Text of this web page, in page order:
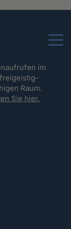
Menu
im
Raum.
Sie hier.